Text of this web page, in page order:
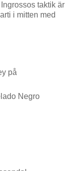
taktik är
i mitten med
på
Negro